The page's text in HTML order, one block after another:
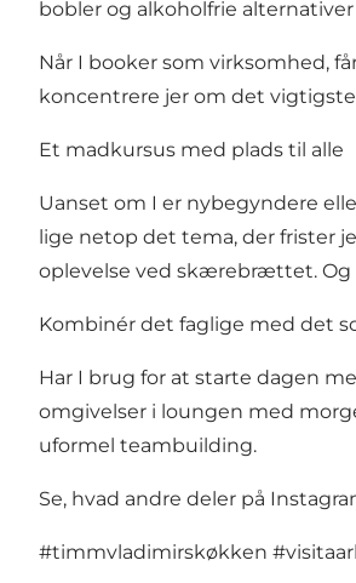
bobler og alkoholfrie
Når I booker som virksomhed,
koncentrere jer om det
Et madkursus med plads til alle
Uanset om I er nybegyndere
lige netop det tema, der frister
oplevelse ved skærebrættet. Og
Kombinér det faglige med det
Har I brug for at starte dagen
omgivelser i loungen med
uformel teambuilding.
Se, hvad andre deler på
#timmvladimirskøkken